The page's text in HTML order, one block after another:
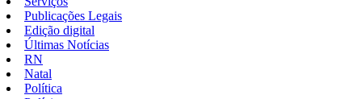
Publicações Legais
Edição digital
Últimas Notícias
RN
Natal
Política